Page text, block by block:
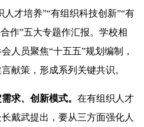
人才培养”“有组织科技创新”“有
作”五大专题作汇报。学校相
人员聚焦“十五五”规划编制，
献策，形成系列关键共识。
求、创新模式。 在有组织人才
戴武提出，要从三方面强化人